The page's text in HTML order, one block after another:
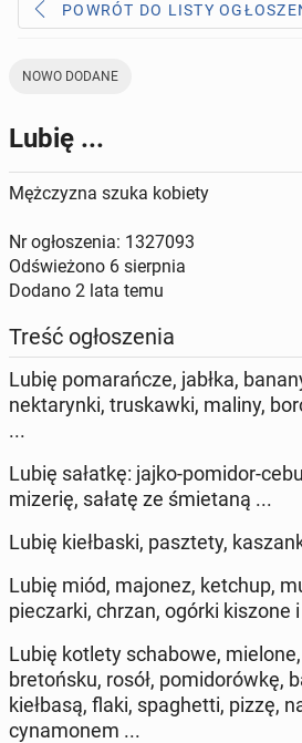
TOWARZYSKIE
POWRÓT DO LISTY
NOWO DODANE
Lubię ...
Mężczyzna szuka kobiety
Nr ogłoszenia: 1327093
Odświeżono 6 sierpnia
Dodano 2 lata temu
Treść ogłoszenia
Lubię pomarańcze, jabłka,
nektarynki, truskawki, maliny,
...
Lubię sałatkę: jajko-pomidor-
mizerię, sałatę ze śmietaną ...
Lubię kiełbaski, pasztety,
Lubię miód, majonez, ketchup,
pieczarki, chrzan, ogórki kiszone
Lubię kotlety schabowe,
bretońsku, rosół, pomidorówkę,
kiełbasą, flaki, spaghetti, pizzę,
cynamonem ...